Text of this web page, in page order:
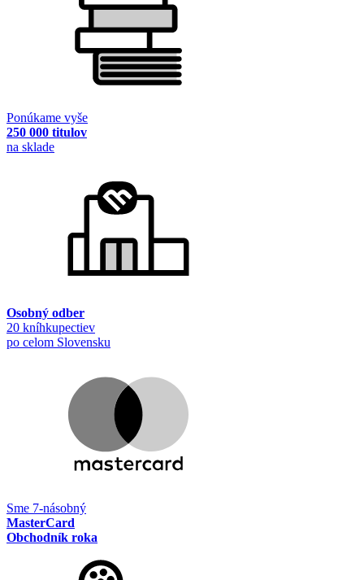
Ponúkame vyše
250 000 titulov
na sklade
Osobný odber
20 kníhkupectiev
po celom Slovensku
Sme 7-násobný
MasterCard
Obchodník roka